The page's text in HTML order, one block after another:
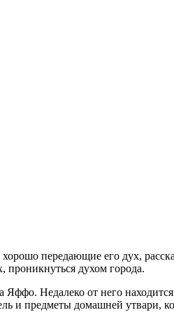
хорошо передающие его дух,
проникнуться духом города.
Недалеко от него
и предметы домашней утвари,